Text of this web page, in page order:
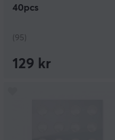
40pcs
(95)
129 kr